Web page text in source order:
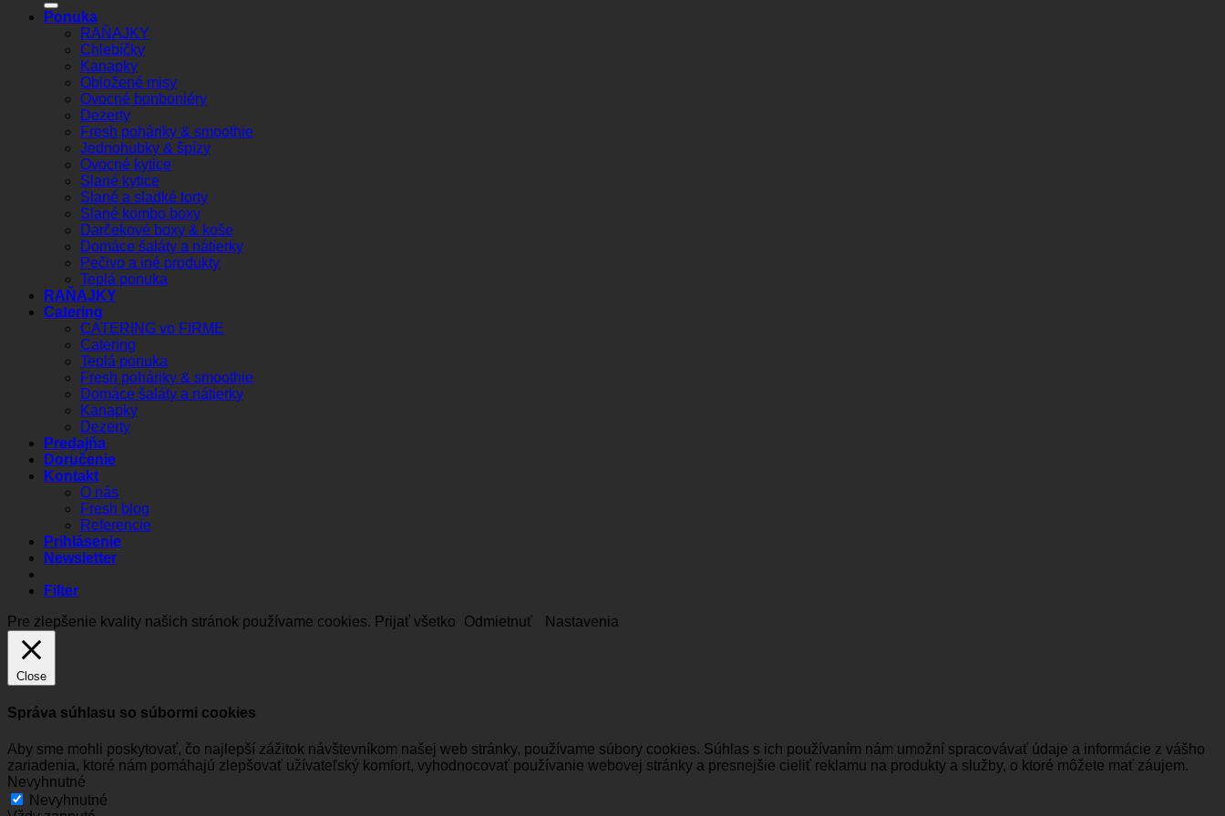
Ponuka
RAŇAJKY
Chlebíčky
Kanapky
Obložené misy
Ovocné bonboniéry
Dezerty
Fresh poháriky & smoothie
Jednohubky & špízy
Ovocné kytice
Slané kytice
Slané a sladké torty
Slané kombo boxy
Darčekové boxy & koše
Domáce šaláty a nátierky
Pečivo a iné produkty
Teplá ponuka
RAŇAJKY
Catering
CATERING vo FIRME
Catering
Teplá ponuka
Fresh poháriky & smoothie
Domáce šaláty a nátierky
Kanapky
Dezerty
Predajňa
Doručenie
Kontakt
O nás
Fresh blog
Referencie
Prihlásenie
Newsletter
Filter
Pre zlepšenie kvality našich stránok používame cookies. Prijať všetko Odmietnuť Nastavenia
Close
Správa súhlasu so súbormi cookies
Aby sme mohli poskytovať, čo najlepší zážitok návštevníkom našej web stránky, používame súbory cookies. Súhlas s ich používaním nám umožní spracovávať údaje a informácie z vášho
zariadenia, ktoré nám pomáhajú zlepšovať užívateľský komfort, vyhodnocovať používanie webovej stránky a presnejšie cieliť reklamu na produkty a služby, o ktoré môžete mať záujem.
Nevyhnutné
Nevyhnutné